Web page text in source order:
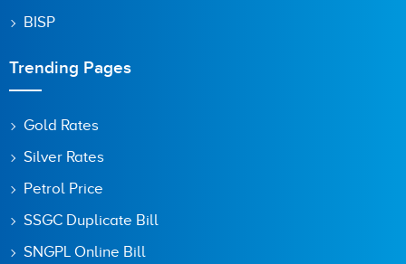
BISP
Trending Pages
Gold Rates
Silver Rates
Petrol Price
SSGC Duplicate Bill
SNGPL Online Bill